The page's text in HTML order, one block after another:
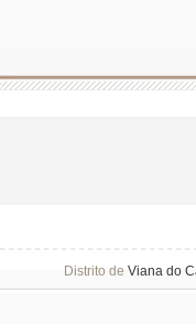
Distrito de Viana do